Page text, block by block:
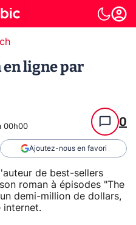
ligne par
00h00 0
Ajoutez-nous en favori
de best-sellers
roman à épisodes "The
demi-million de dollars,
internet.